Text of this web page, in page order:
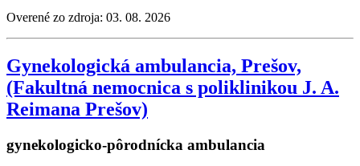
Overené zo zdroja: 03. 08. 2026
Gynekologická ambulancia, Prešov,
(Fakultná nemocnica s poliklinikou J. A.
Reimana Prešov)
gynekologicko-pôrodnícka ambulancia